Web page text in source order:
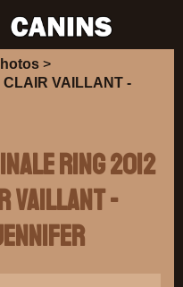
>
CLAIR VAILLANT -
Ring 2012
VAILLANT -
Jennifer